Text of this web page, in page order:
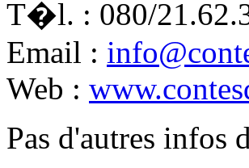
T�l. : 080/
Email :
Web :
Pas d'autres infos